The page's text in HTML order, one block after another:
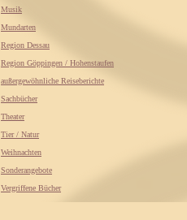
Musik
Mundarten
Region Dessau
Region Göppingen / Hohenstaufen
außergewöhnliche Reiseberichte
Sachbücher
Theater
Tier / Natur
Weihnachten
Sonderangebote
Vergriffene Bücher